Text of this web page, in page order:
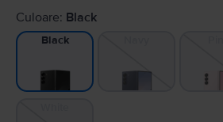
Culoare: Black
Black